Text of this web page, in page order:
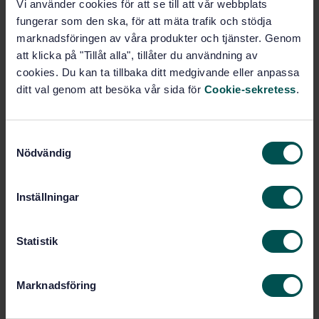
Vi använder cookies för att se till att vår webbplats
fungerar som den ska, för att mäta trafik och stödja
marknadsföringen av våra produkter och tjänster. Genom
att klicka på "Tillåt alla", tillåter du användning av
cookies. Du kan ta tillbaka ditt medgivande eller anpassa
ditt val genom att besöka vår sida för Cookie-sekretess.
Nödvändig
Inställningar
Statistik
Marknadsföring
Prenumerera på standarden - Läs mer
Pris:
Lägg i varukorgen
Framtagen av:
tests - Part 2: Fracture performance
tests - Monotonic burst tests (ISO/TR
12391-2:2002, IDT)